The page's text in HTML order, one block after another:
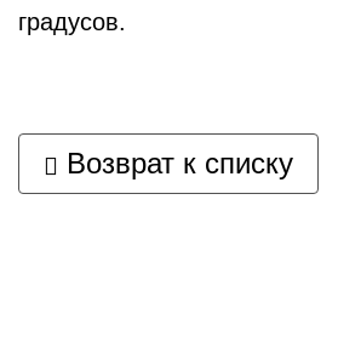
градусов.
Возврат к списку